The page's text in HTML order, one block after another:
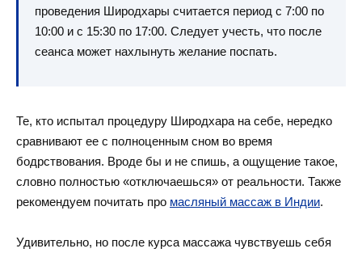
проведения Широдхары считается период с 7:00 по
10:00 и с 15:30 по 17:00. Следует учесть, что после
сеанса может нахлынуть желание поспать.
Те, кто испытал процедуру Широдхара на себе, нередко
сравнивают ее с полноценным сном во время
бодрствования. Вроде бы и не спишь, а ощущение такое,
словно полностью «отключаешься» от реальности. Также
рекомендуем почитать про масляный массаж в Индии.
Удивительно, но после курса массажа чувствуешь себя